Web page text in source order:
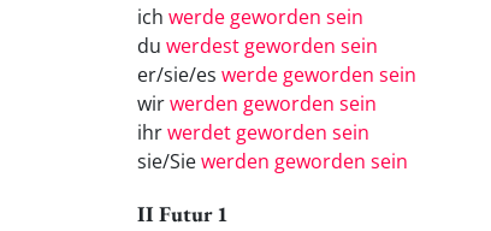
ich werde geworden sein
du werdest geworden sein
er/sie/es werde geworden sein
wirwerden geworden sein
ihrwerdet geworden sein
sie/Siewerden geworden sein
II Futur 1